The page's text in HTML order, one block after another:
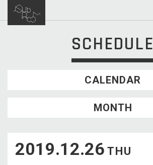
SCHEDULE
CALENDAR
WED
2
3 4 5
MONTH
2019.12.26 THU